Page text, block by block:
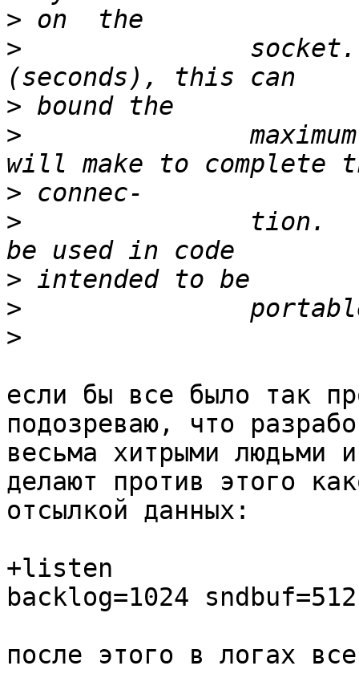
>
>
>
>
>
>
tion.
>
>
>
если бы все было так
подозреваю, что
весьма хитрыми людьми и
делают против этого
отсылкой данных:
+listen				80 default_server
backlog=1024
после этого в логах